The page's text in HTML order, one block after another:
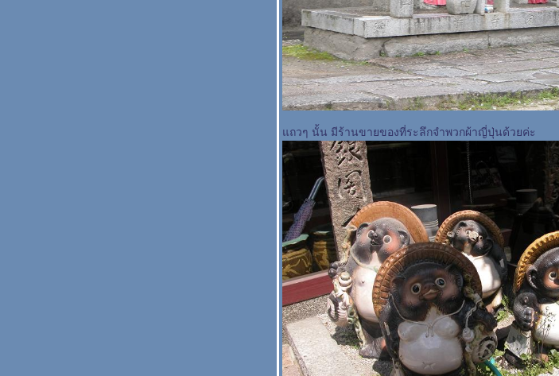
ถวๆ นั้น มีร้านขายของที่ระลึกจำพวกผ้าญี่ปุ่นด้วยค่ะ